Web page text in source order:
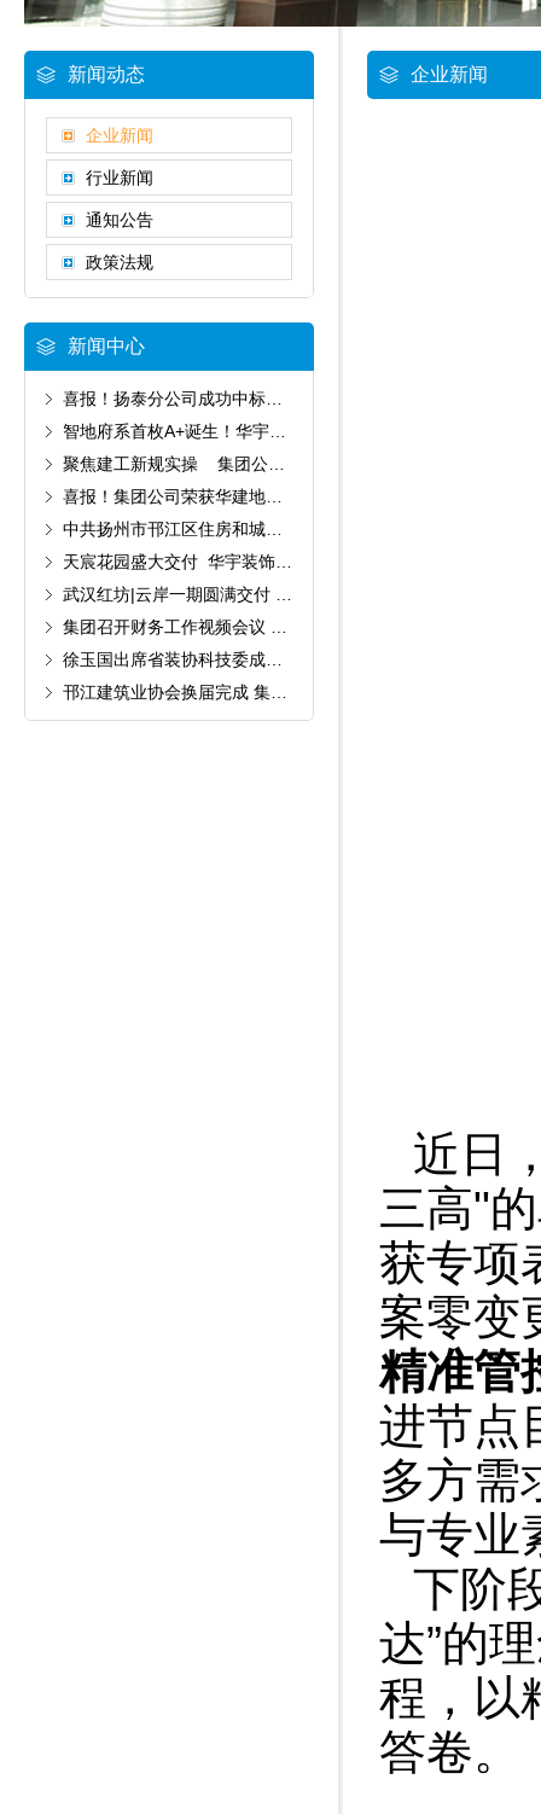
新闻动态
企业新闻
行业新闻
通知公告
政策法规
新闻中心
企业新闻
近日
三高"
获专项
案零变
精准管
进节点
多方需
与专业
下阶
达”的
程，以
答卷。